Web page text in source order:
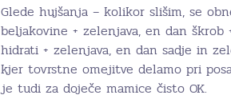
Glede hujšanja – kolikor slišim, se
beljakovine + zelenjava, en dan
hidrati + zelenjava, en dan sadje in
kjer tovrstne omejitve delamo pri
je tudi za doječe mamice čisto OK.